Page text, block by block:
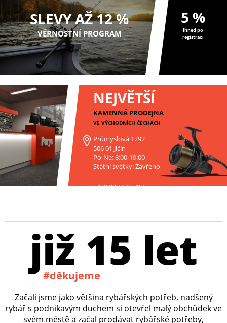
SLEVY AŽ 12 %
VĚRNOSTNÍ PROGRAM
5 %
ihned po
registraci
NEJVĚTŠÍ
KAMENNÁ PRODEJNA
VE VÝCHODNÍCH ČECHÁCH
Průmyslová 1292
506 01 Jičín
Po-Ne: 8:00-19:00
Státní svátky: Zavřeno
+420 227 272 797
již 15 let
#děkujeme
Začali jsme jako většina rybářských potřeb, nadšený
rybář s podnikavým duchem si otevřel malý obchůdek ve
svém městě a začal prodávat rybářské potřeby,